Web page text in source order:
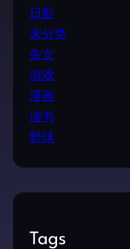
日影
未分类
杂文
游戏
漫画
读书
野球
Tags